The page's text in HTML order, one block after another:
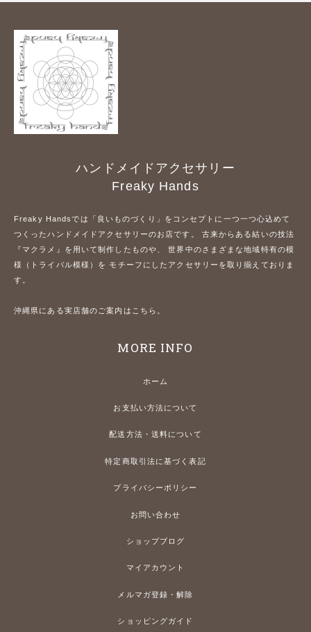
ハンドメイドアクセサリー
Freaky Hands
Freaky Handsでは「良いものづくり」をコンセプトに一つ一つ心込めて
つくったハンドメイドアクセサリーのお店です。 古来からある結いの技法
『マクラメ』を用いて制作したものや、 世界中のさまざまな地域特有の模
様（トライバル模様）を モチーフにしたアクセサリーを取り揃えておりま
す。
沖縄県にある実店舗のご案内はこちら。
MORE INFO
ホーム
お支払い方法について
配送方法・送料について
特定商取引法に基づく表記
プライバシーポリシー
お問い合わせ
ショップブログ
マイアカウント
メルマガ登録・解除
ショッピングガイド